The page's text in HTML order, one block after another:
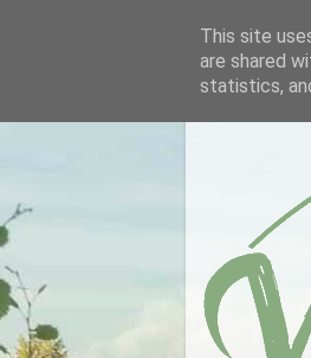
This site
are shared
statistics,